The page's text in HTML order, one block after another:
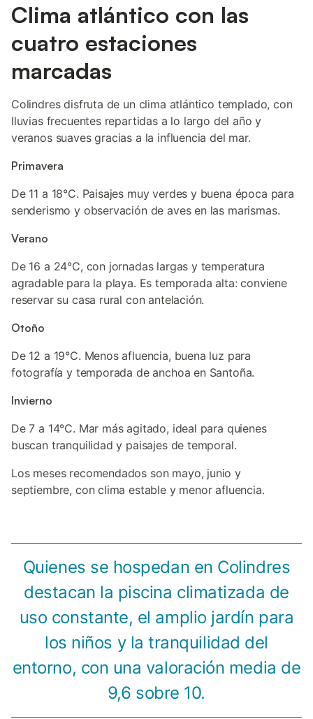
Clima atlántico con las
cuatro estaciones
marcadas
Colindres disfruta de un clima atlántico templado, con
lluvias frecuentes repartidas a lo largo del año y
veranos suaves gracias a la influencia del mar.
Primavera
De 11 a 18°C. Paisajes muy verdes y buena época para
senderismo y observación de aves en las marismas.
Verano
De 16 a 24°C, con jornadas largas y temperatura
agradable para la playa. Es temporada alta: conviene
reservar su casa rural con antelación.
Otoño
De 12 a 19°C. Menos afluencia, buena luz para
fotografía y temporada de anchoa en Santoña.
Invierno
De 7 a 14°C. Mar más agitado, ideal para quienes
buscan tranquilidad y paisajes de temporal.
Los meses recomendados son mayo, junio y
septiembre, con clima estable y menor afluencia.
Quienes se hospedan en Colindres
destacan la piscina climatizada de
uso constante, el amplio jardín para
los niños y la tranquilidad del
entorno, con una valoración media de
9,6 sobre 10.